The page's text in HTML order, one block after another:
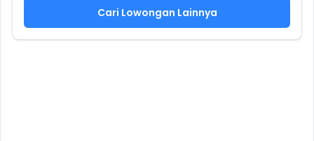
Cari Lowongan Lainnya